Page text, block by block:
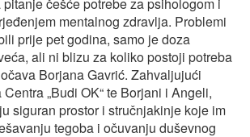
mentalnog zdravlja. Problemi
prije pet godina, samo je doza
ali ni blizu za koliko postoji potreba
Borjana Gavrić. Zahvaljujući
„Budi OK“ te Borjani i Angeli,
siguran prostor i stručnjakinje koje im
tegoba i očuvanju duševnog